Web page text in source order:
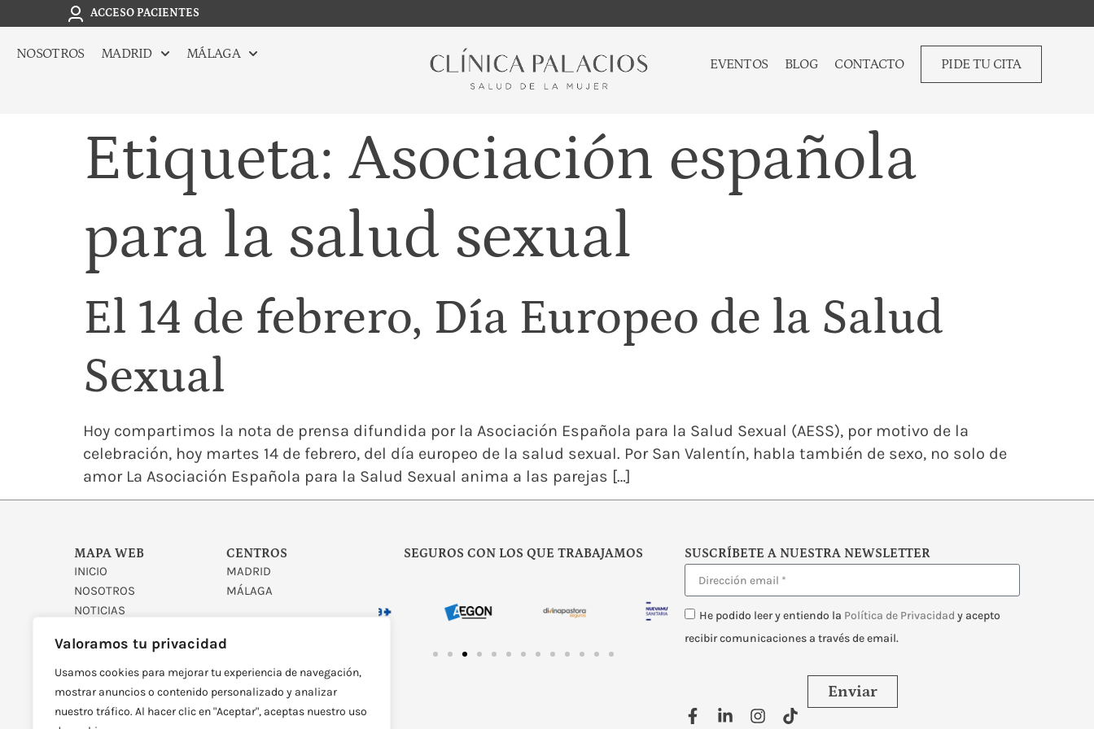
Valoramos tu privacidad
Usamos cookies para mejorar tu experiencia de navegación,
mostrar anuncios o contenido personalizado y analizar
nuestro tráfico. Al hacer clic en "Aceptar", aceptas nuestro uso
ACCESO PACIENTES
NOSOTROS MADRID MÁLAGA
EVENTOS BLOG CONTACTO PIDE TU CITA
Etiqueta: Asociación española
para la salud sexual
El 14 de febrero, Día Europeo de la Salud
Sexual
Hoy compartimos la nota de prensa difundida por la Asociación Española para la Salud Sexual (AESS), por motivo de la
celebración, hoy martes 14 de febrero, del día europeo de la salud sexual. Por San Valentín, habla también de sexo, no solo de
amor La Asociación Española para la Salud Sexual anima a las parejas […]
MAPA WEB
INICIO
NOSOTROS
NOTICIAS
CENTROS
MADRID
MÁLAGA
SEGUROS CON LOS QUE TRABAJAMOS SUSCRÍBETE A NUESTRA NEWSLETTER
He podido leer y entiendo la Política de Privacidad y acepto
recibir comunicaciones a través de email.
Enviar